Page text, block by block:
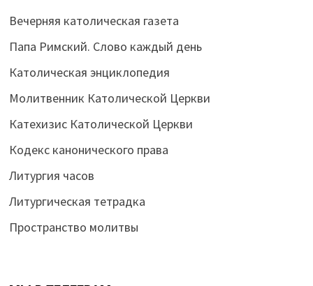
Вечерняя католическая газета
Папа Римский. Слово каждый день
Католическая энциклопедия
Молитвенник Католической Церкви
Катехизис Католической Церкви
Кодекс канонического права
Литургия часов
Литургическая тетрадка
Пространство молитвы